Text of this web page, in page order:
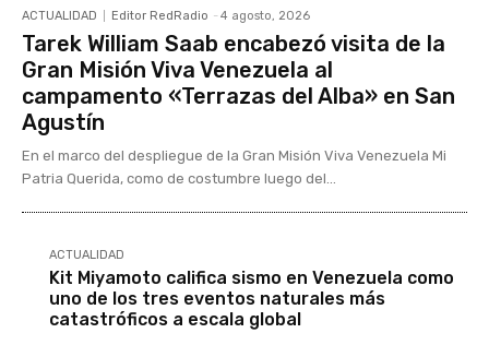
ACTUALIDAD Editor RedRadio - 4 agosto, 2026
Tarek William Saab encabezó visita de la
Gran Misión Viva Venezuela al
campamento «Terrazas del Alba» en San
Agustín
En el marco del despliegue de la Gran Misión Viva Venezuela Mi
Patria Querida, como de costumbre luego del...
ACTUALIDAD
Kit Miyamoto califica sismo en Venezuela como
uno de los tres eventos naturales más
catastróficos a escala global